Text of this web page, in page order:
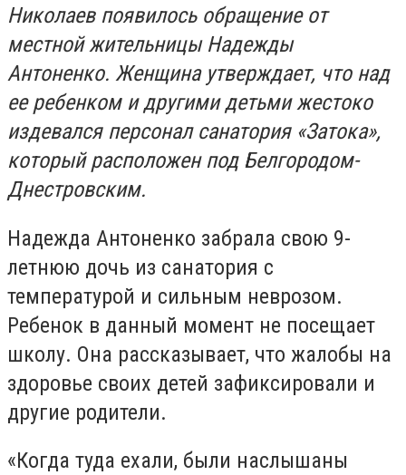
Николаев появилось обращение от
местной жительницы Надежды
Антоненко. Женщина утверждает, что над
ее ребенком и другими детьми жестоко
издевался персонал санатория «Затока»,
который расположен под Белгородом-
Днестровским.
Надежда Антоненко забрала свою 9-
летнюю дочь из санатория с
температурой и сильным неврозом.
Ребенок в данный момент не посещает
школу. Она рассказывает, что жалобы на
здоровье своих детей зафиксировали и
другие родители.
«Когда туда ехали, были наслышаны